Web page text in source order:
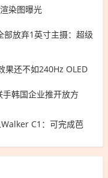
染图曝光
放弃1英寸主摄：超级
果还不如240Hz OLED
韩国企业推开放方
C1：可完成芭